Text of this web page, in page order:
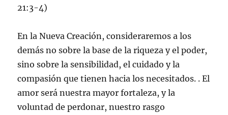
21:3-4)
En la Nueva Creación, consideraremos a los
demás no sobre la base de la riqueza y el poder,
sino sobre la sensibilidad, el cuidado y la
compasión que tienen hacia los necesitados. . El
amor será nuestra mayor fortaleza, y la
voluntad de perdonar, nuestro rasgo